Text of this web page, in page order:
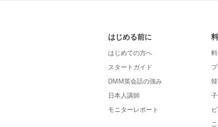
はじめる前に
はじめての方へ
スタートガイド
DMM英会話の強み
日本人講師
モニターレポート